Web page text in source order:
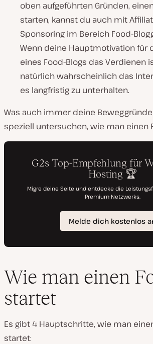
oben aufgeführten Gründen,
starten, kannst du auch mit
Sponsoring im Bereich Food-
Wenn deine Hauptmotivation für
eines Food-Blogs das Verdienen
natürlich wahrscheinlich das
es langfristig zu unterhalten.
Was auch immer deine
speziell untersuchen, wie man einen
Wie man einen
startet
Es gibt 4 Hauptschritte, wie man
startet: